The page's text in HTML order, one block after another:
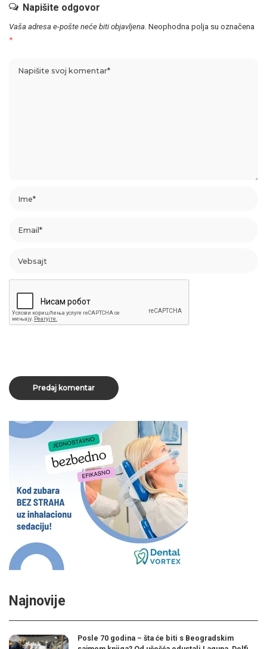
Napišite odgovor
Vaša adresa e-pošte neće biti objavljena. Neophodna polja su označena
*
Najnovije
Posle 70 godina – šta će biti s Beogradskim